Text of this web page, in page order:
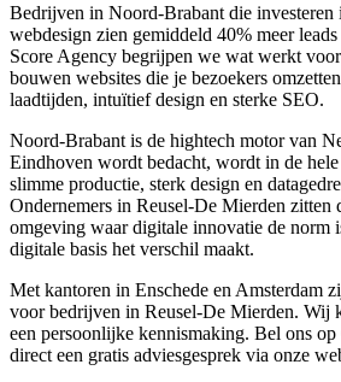
Bedrijven in Noord-Brabant die investeren
webdesign zien gemiddeld 40% meer
Score Agency begrijpen we wat werkt
bouwen websites die je bezoekers
laadtijden, intuïtief design en sterke SEO.
Noord-Brabant is de hightech motor van
Eindhoven wordt bedacht, wordt in de
slimme productie, sterk design en
Ondernemers in Reusel-De Mierden zitten
omgeving waar digitale innovatie de norm
digitale basis het verschil maakt.
Met kantoren in Enschede en Amsterdam
voor bedrijven in Reusel-De Mierden. Wij
een persoonlijke kennismaking. Bel ons
direct een gratis adviesgesprek via onze